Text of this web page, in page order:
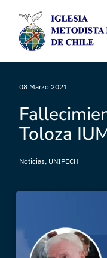
08 Marzo 2021
Toloza
Noticias, UNIPECH